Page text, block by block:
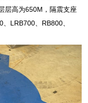
层高为650M，隔震支座
LRB700、RB800、